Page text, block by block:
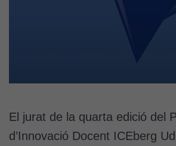
El jurat de la quarta edició del
d’Innovació Docent ICEberg